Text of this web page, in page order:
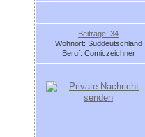
Beiträge: 34
Wohnort: Süddeutschland
Beruf: Comiczeichner